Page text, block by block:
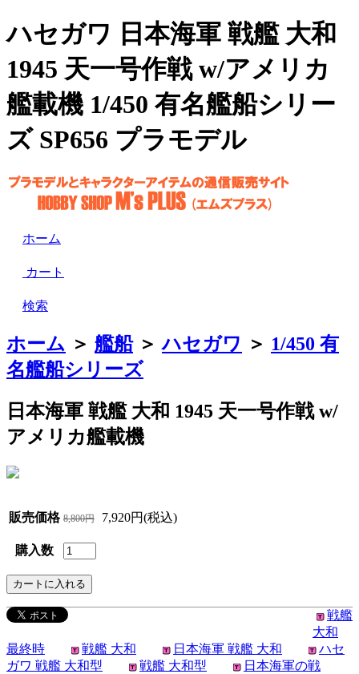
ハセガワ 日本海軍 戦艦 大和
1945 天一号作戦 w/アメリカ
艦載機 1/450 有名艦船シリー
ズ SP656 プラモデル
ホーム
カート
検索
ホーム ＞ 艦船＞ ハセガワ ＞ 1/450 有
名艦船シリーズ
日本海軍 戦艦 大和 1945 天一号作戦 w/
アメリカ艦載機
販売価格 8,800円 7,920円(税込)
購入数
戦艦
大和
最終時
戦艦 大和 日本海軍 戦艦 大和
ハセ
ガワ 戦艦 大和型
戦艦 大和型
日本海軍の戦